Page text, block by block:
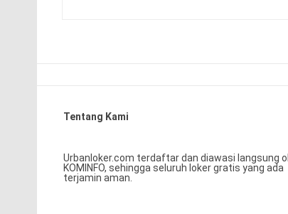
Tentang Kami
Urbanloker.com terdaftar dan diawasi langsung
KOMINFO, sehingga seluruh loker gratis yang ada
terjamin aman.